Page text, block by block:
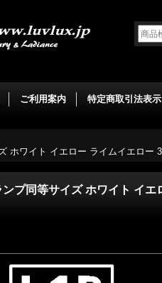
ご利用案内 特定商取引法表示
ワイト イエロー ライムイエロー
プ同等サイズ ホワイト イエ